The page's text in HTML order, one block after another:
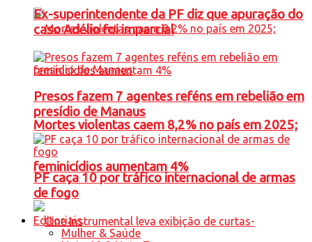
Mortes violentas caem 8,2% no país em 2025;
feminicídios aumentam 4%
Ex-superintendente da PF diz que apuração do
caso Adélio foi imparcial
Presos fazem 7 agentes reféns em rebelião em
presídio de Manaus
PF caça 10 por tráfico internacional de armas
de fogo
Editoriais
Mulher & Saúde